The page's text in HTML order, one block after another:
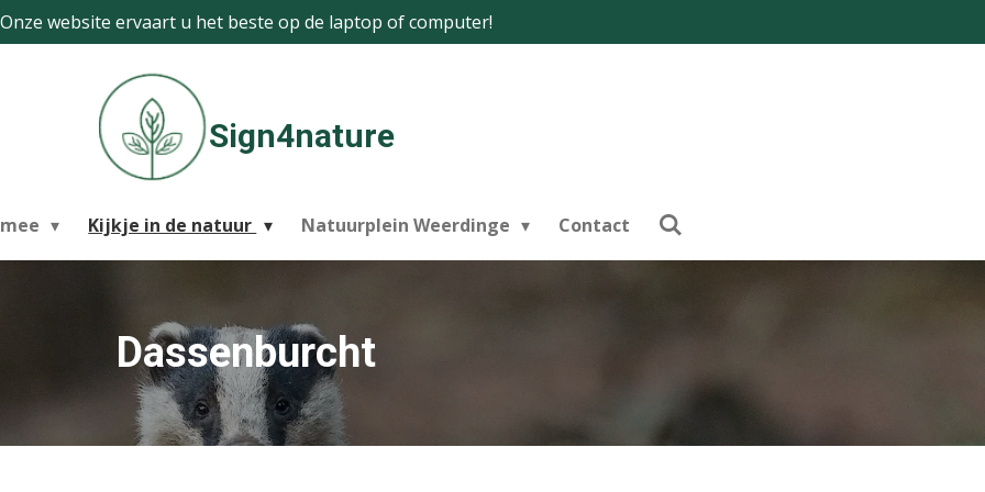
Onze website ervaart u het beste op de laptop of computer!
Sign4nature
Kijkje in de natuur Natuurplein Weerdinge Contact
Dassenburcht